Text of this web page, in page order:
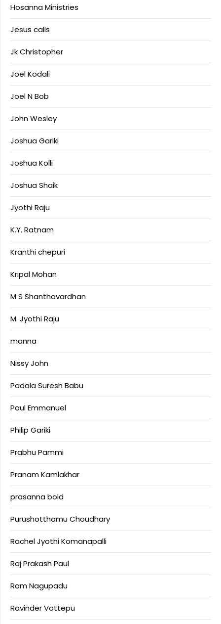
Hosanna Ministries
Jesus calls
Jk Christopher
Joel Kodali
Joel N Bob
John Wesley
Joshua Gariki
Joshua Kolli
Joshua Shaik
Jyothi Raju
K.Y. Ratnam
Kranthi chepuri
Kripal Mohan
M S Shanthavardhan
M. Jyothi Raju
manna
Nissy John
Padala Suresh Babu
Paul Emmanuel
Philip Gariki
Prabhu Pammi
Pranam Kamlakhar
prasanna bold
Purushotthamu Choudhary
Rachel Jyothi Komanapalli
Raj Prakash Paul
Ram Nagupadu
Ravinder Vottepu